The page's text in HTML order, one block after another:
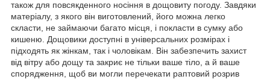
також для повсякденного носіння в дощовиту погоду. Завдяки
матеріалу, з якого він виготовлений, його можна легко
скласти, не займаючи багато місця, і покласти в сумку або
кишеню. Дощовики доступні в універсальних розмірах і
підходять як жінкам, так і чоловікам. Він забезпечить захист
від вітру або дощу та закриє не тільки ваше тіло, а й ваше
спорядження, щоб ви могли перечекати раптовий розрив